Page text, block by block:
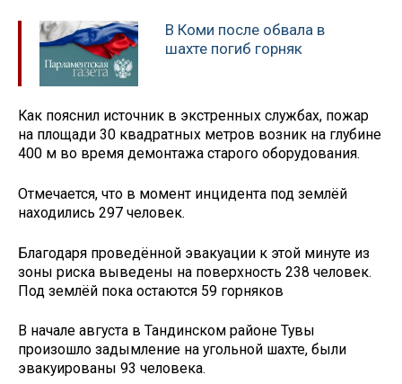
В Коми после обвала в
шахте погиб горняк
Как пояснил источник в экстренных службах, пожар
на площади 30 квадратных метров возник на глубине
400 м во время демонтажа старого оборудования.
Отмечается, что в момент инцидента под землёй
находились 297 человек.
Благодаря проведённой эвакуации к этой минуте из
зоны риска выведены на поверхность 238 человек.
Под землёй пока остаются 59 горняков
В начале августа в Тандинском районе Тувы
произошло задымление на угольной шахте, были
эвакуированы 93 человека.